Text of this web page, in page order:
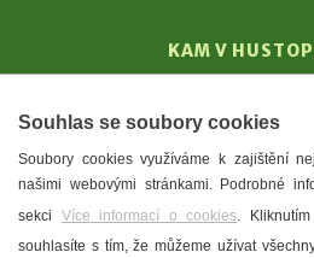
KAM V
T. G.
Mandloně
Ubytování
Souhlas se soubory cookies
Soubory cookies využíváme k zajištění
našimi webovými stránkami. Podrobné
sekci Více informací o cookies.
souhlasíte s tím, že můžeme užívat